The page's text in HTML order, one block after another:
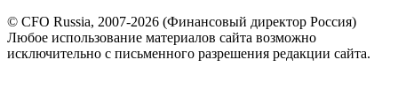
© CFO Russia, 2007-2026 (Финансовый директор Россия)
Любое использование материалов сайта возможно
исключительно с письменного разрешения редакции сайта.